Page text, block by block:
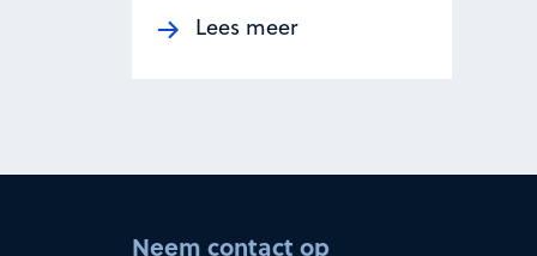
Lees meer
Neem contact op